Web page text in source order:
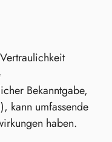
Bekanntgabe,
kann umfassende
haben.